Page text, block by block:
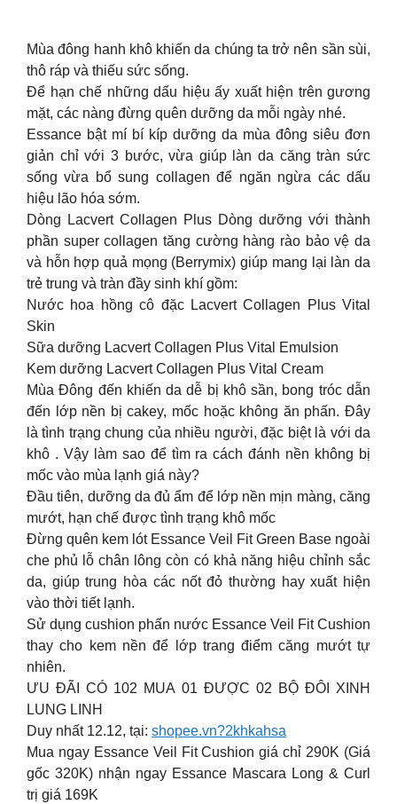
Mùa đông hanh khô khiến da chúng ta trở nên sần sùi,
thô ráp và thiếu sức sống.
Để hạn chế những dấu hiệu ấy xuất hiện trên gương
mặt, các nàng đừng quên dưỡng da mỗi ngày nhé.
Essance bật mí bí kíp dưỡng da mùa đông siêu đơn
giản chỉ với 3 bước, vừa giúp làn da căng tràn sức
sống vừa bổ sung collagen để ngăn ngừa các dấu
hiệu lão hóa sớm.
Dòng Lacvert Collagen Plus Dòng dưỡng với thành
phần super collagen tăng cường hàng rào bảo vệ da
và hỗn hợp quả mọng (Berrymix) giúp mang lại làn da
trẻ trung và tràn đầy sinh khí gồm:
Nước hoa hồng cô đặc Lacvert Collagen Plus Vital
Skin
Sữa dưỡng Lacvert Collagen Plus Vital Emulsion
Kem dưỡng Lacvert Collagen Plus Vital Cream
Mùa Đông đến khiến da dễ bị khô sần, bong tróc dẫn
đến lớp nền bị cakey, mốc hoặc không ăn phấn. Đây
là tình trạng chung của nhiều người, đặc biệt là với da
khô . Vậy làm sao để tìm ra cách đánh nền không bị
mốc vào mùa lạnh giá này?
Đầu tiên, dưỡng da đủ ẩm để lớp nền mịn màng, căng
mướt, hạn chế được tình trạng khô mốc
Đừng quên kem lót Essance Veil Fit Green Base ngoài
che phủ lỗ chân lông còn có khả năng hiệu chỉnh sắc
da, giúp trung hòa các nốt đỏ thường hay xuất hiện
vào thời tiết lạnh.
Sử dụng cushion phấn nước Essance Veil Fit Cushion
thay cho kem nền để lớp trang điểm căng mướt tự
nhiên.
ƯU ĐÃI CÓ 102 MUA 01 ĐƯỢC 02 BỘ ĐÔI XINH
LUNG LINH
Duy nhất 12.12, tại: shopee.vn?2khkahsa
Mua ngay Essance Veil Fit Cushion giá chỉ 290K (Giá
gốc 320K) nhận ngay Essance Mascara Long & Curl
trị giá 169K